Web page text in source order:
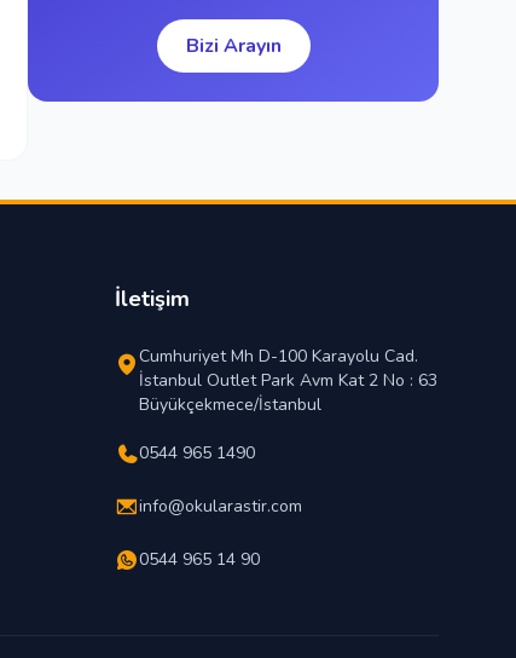
Bizi Arayın
İletişim
Cumhuriyet Mh D-100 Karayolu Cad.
İstanbul Outlet Park Avm Kat 2 No : 63
Büyükçekmece/İstanbul
0544 965 1490
info@okularastir.com
0544 965 14 90